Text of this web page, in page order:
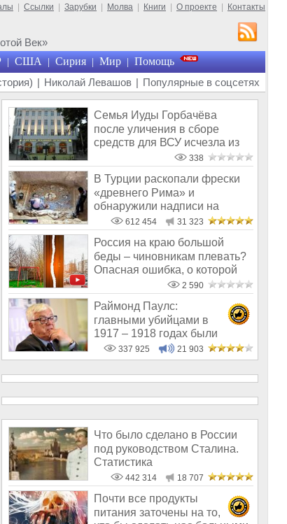
Ссылки Зарубки Молва Книги О проекте Контакты
Век»
| США | Сирия | Мир | Помощь
| Николай Левашов | Популярные в соцсетях
Семья Иуды Горбачёва
после уличения в сборе
средств для ВСУ исчезла из
338
В Турции раскопали фрески
«древнего Рима» и
обнаружили надписи на
Русском!612 454 31 323
Россия на краю большой
беды – чиновникам плевать?
Опасная ошибка, о которой
2 590
Раймонд Паулс:
главными убийцами в
1917 – 1918 годах были
латыши и евреи, а не русс
337 925 21 903
Что было сделано в России
под руководством Сталина.
Статистика
442 314 18 707
Почти все продукты
питания заточены на то,